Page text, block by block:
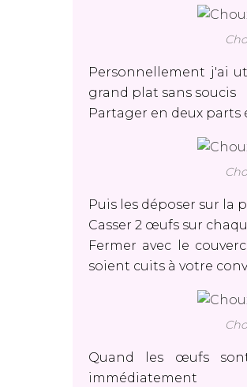
Personnellement j'ai
grand plat sans soucis
Partager en deux parts
Puis les déposer sur la
Casser 2 œufs sur
Fermer avec le
soient cuits à votre
Quand les œufs
immédiatement